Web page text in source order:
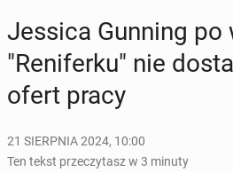
Jessica Gunning po
"Re­ni­fer­ku" nie
ofert pracy
21 SIERPNIA 2024, 10:00
Ten tekst przeczytasz w 3 minuty